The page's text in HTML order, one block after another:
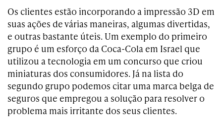
Os clientes estão incorporando a impressão 3D em
suas ações de várias maneiras, algumas divertidas,
e outras bastante úteis. Um exemplo do primeiro
grupo é um esforço da Coca-Cola em Israel que
utilizou a tecnologia em um concurso que criou
miniaturas dos consumidores. Já na lista do
segundo grupo podemos citar uma marca belga de
seguros que empregou a solução para resolver o
problema mais irritante dos seus clientes.